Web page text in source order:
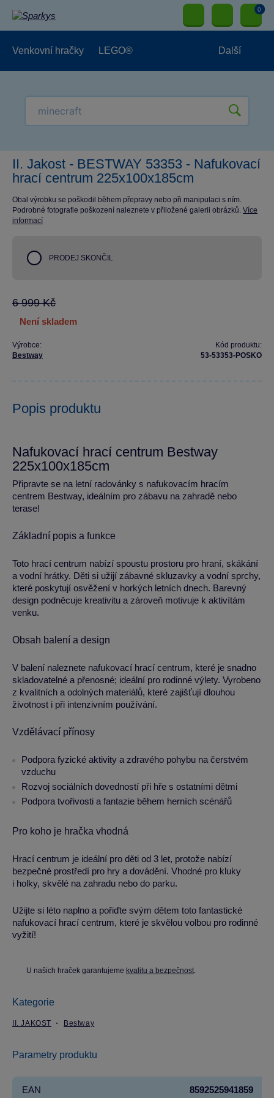
0
Venkovní hračky LEGO® Další
II. Jakost - BESTWAY 53353 - Nafukovací
hrací centrum 225x100x185cm
Obal výrobku se poškodil během přepravy nebo při manipulaci s ním.
Podrobné fotografie poškození naleznete v přiložené galerii obrázků. Více
informací
PRODEJ SKONČIL
6 999 Kč
není skladem
Výrobce:
Bestway
Kód produktu:
53-53353-POSKO
Popis produktu
Nafukovací hrací centrum Bestway
225x100x185cm
Připravte se na letní radovánky s nafukovacím hracím
centrem Bestway, ideálním pro zábavu na zahradě nebo
terase!
Základní popis a funkce
Toto hrací centrum nabízí spoustu prostoru pro hraní, skákání
a vodní hrátky. Děti si užijí zábavné skluzavky a vodní sprchy,
které poskytují osvěžení v horkých letních dnech. Barevný
design podněcuje kreativitu a zároveň motivuje k aktivítám
venku.
Obsah balení a design
V balení naleznete nafukovací hrací centrum, které je snadno
skladovatelné a přenosné; ideální pro rodinné výlety. Vyrobeno
z kvalitních a odolných materiálů, které zajišťují dlouhou
životnost i při intenzivním používání.
Vzdělávací přínosy
Podpora fyzické aktivity a zdravého pohybu na čerstvém
vzduchu
Rozvoj sociálních dovedností při hře s ostatními dětmi
Podpora tvořivosti a fantazie během herních scénářů
Pro koho je hračka vhodná
Hrací centrum je ideální pro děti od 3 let, protože nabízí
bezpečné prostředí pro hry a dovádění. Vhodné pro kluky
i holky, skvělé na zahradu nebo do parku.
Užijte si léto naplno a pořiďte svým dětem toto fantastické
nafukovací hrací centrum, které je skvělou volbou pro rodinné
vyžití!
U našich hraček garantujeme kvalitu a bezpečnost.
Kategorie
II. JAKOST Bestway
Parametry produktu
EAN 8592525941859